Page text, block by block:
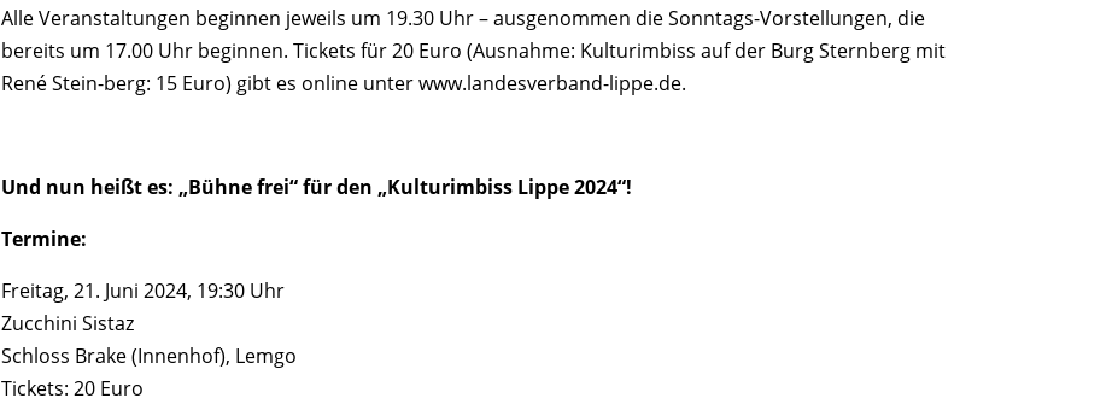
Alle Veranstaltungen beginnen jeweils um 19.30 Uhr – ausgenommen die Sonntags-Vorstellungen, die
bereits um 17.00 Uhr beginnen. Tickets für 20 Euro (Ausnahme: Kulturimbiss auf der Burg Sternberg mit
René Stein-berg: 15 Euro) gibt es online unter www.landesverband-lippe.de.
Und nun heißt es: „Bühne frei“ für den „Kulturimbiss Lippe 2024“!
Termine:
Freitag, 21. Juni 2024, 19:30 Uhr
Zucchini Sistaz
Schloss Brake (Innenhof), Lemgo
Tickets: 20 Euro